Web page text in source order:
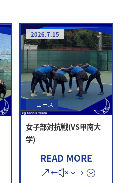
2026.7.15
ニュース
女子部対抗戦(VS甲南大
学)
READ MORE